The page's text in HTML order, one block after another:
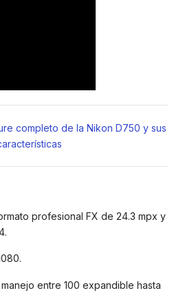
completo de la Nikon D750 y sus
profesional FX de 24.3 mpx y
entre 100 expandible hasta